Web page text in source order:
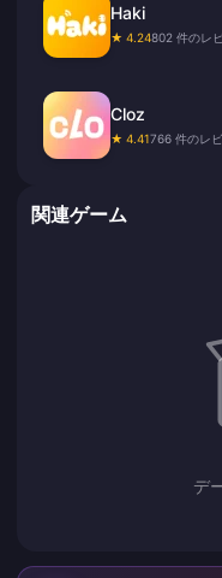
Haki
★ 4.24802 件のレ
Cloz
★ 4.41766 件のレ
関連ゲーム
デ